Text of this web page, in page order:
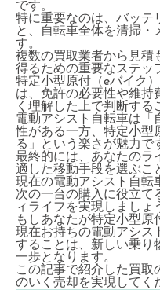
です。
特に重要なのは、バッテ
と、自転車全体を清掃・
す。
複数の買取業者から見積
得るための重要なステッ
特定小型原付（eバイク
は、免許の必要性や維持
く理解した上で判断する
電動アシスト自転車は「
性がある一方、特定小型
る」という楽さが魅力で
最終的には、あなたのラ
適した移動手段を選ぶこ
現在の電動アシスト自転
次の一台の購入に役立て
ィライフを実現しましょ
もしあなたが特定小型原
現在お持ちの電動アシス
することは、新しい乗り
一歩となります。
この記事で紹介した買取
のいく売却を実現してく